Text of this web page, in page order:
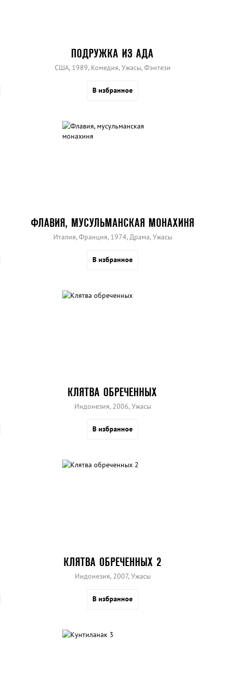
ПОДРУЖКА ИЗ АДА
США, 1989, Комедия, Ужасы, Фэнтези
В избранное
ФЛАВИЯ, МУСУЛЬМАНСКАЯ МОНАХИНЯ
Италия, Франция, 1974, Драма, Ужасы
В избранное
КЛЯТВА ОБРЕЧЕННЫХ
Индонезия, 2006, Ужасы
В избранное
КЛЯТВА ОБРЕЧЕННЫХ 2
Индонезия, 2007, Ужасы
В избранное